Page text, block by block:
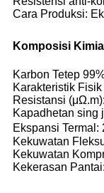
Cara Produksi:
Komposisi
Karbon Tetep
Karakteristik
Resistansi
Kapadhetan sing
Ekspansi
Kekuwatan
Kekuwatan
Kekerasan